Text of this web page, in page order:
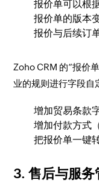
报价单可以根
报价单的版本
报价与后续订
Zoho CRM 的“报价
业的规则进行字段自
增加贸易条款
增加付款方式
把报价单一键
3. 售后与服务